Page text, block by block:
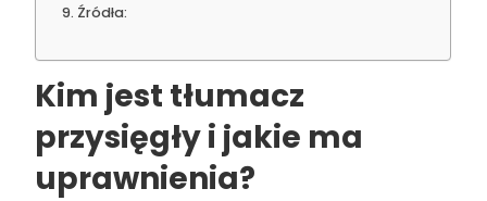
Źródła:
Kim jest tłumacz
przysięgły i jakie ma
uprawnienia?